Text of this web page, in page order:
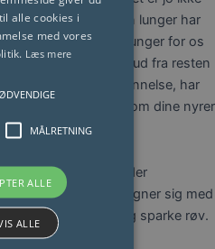
funktion end mit, din lunger har
og din nabos lunger for os
sig heller ikke ud fra resten
højde eller uddannelse, har
dig og mig ligesom dine nyrer
hos nogen af os.
har mennesket (under
to ben. De to ben egner sig med
dig fra a til b og sparke røv.
alle cookies i
med vores
Læs mere
MÅLRETNING
ALLE
ALLE